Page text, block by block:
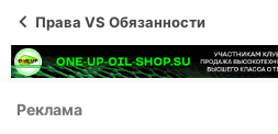
ы
л
Права VS Обязанности
Реклама